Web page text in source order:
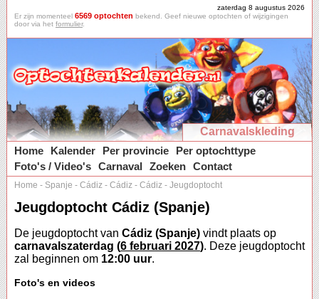
zaterdag 8 augustus 2026
Er zijn momenteel 6569 optochten bekend. Geef nieuwe optochten of wijzigingen
door via het formulier.
Carnavalskleding
Home
Kalender Per provincie
Per optochttype
Foto's / Video's Carnaval Zoeken Contact
Home - Spanje - Cádiz - Cádiz - Cádiz - Jeugdoptocht
Jeugdoptocht Cádiz (Spanje)
De jeugdoptocht van Cádiz (Spanje) vindt plaats op
carnavalszaterdag (6 februari 2027). Deze jeugdoptocht
zal beginnen om 12:00 uur.
Foto's en videos